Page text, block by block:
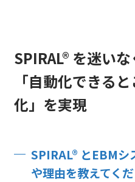
SPIRAL® を迷い
「自動化できる
化」を実現
SPIRAL® とEBMシ
や理由を教えてくだ